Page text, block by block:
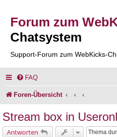
Forum zum
Chatsystem
Support-Forum zum WebKicks-
FAQ
Foren-Übersicht
Stream box in
Antworten